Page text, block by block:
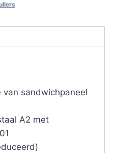
van sandwichpaneel
A2 met